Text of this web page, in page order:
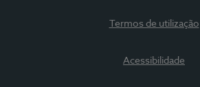
Termos de utilização
Acessibilidade